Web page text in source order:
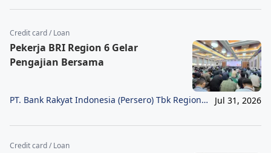
Credit card / Loan
Pekerja BRI Region 6 Gelar
Pengajian Bersama
PT. Bank Rakyat Indonesia (Persero) Tbk Region
Jul 31, 2026
Credit card / Loan